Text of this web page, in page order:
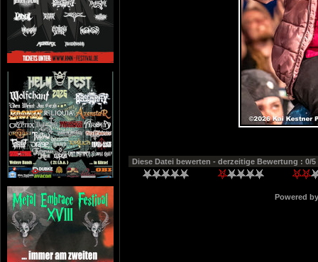
Diese Datei bewerten - derzeitige Bewertung : 0/
Powered